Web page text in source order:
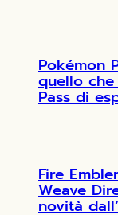
Pokémon
quello che
Pass di
Fire
Weave
novità